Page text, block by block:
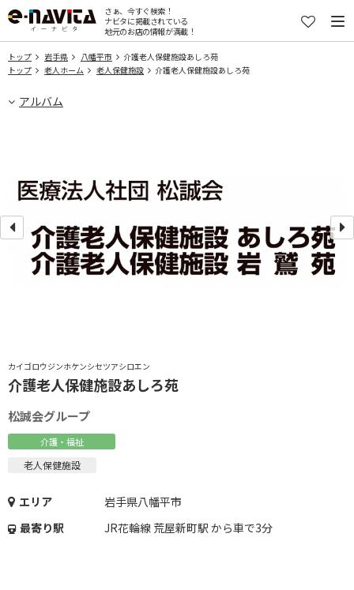
さぁ、今すぐ検索！
ナビタに掲載されている
地元のお店の情報が満載！
トップ 岩手県 八幡平市
介護老人保健施設あしろ苑
トップ
老人ホーム 老人保健施設 介護老人保健施設あしろ苑
アルバム
カイゴロウジンホケンシセツアシロエン
介護老人保健施設あしろ苑
松誠会グループ
介護・福祉
老人保健施設
エリア
岩手県八幡平市
最寄り駅
JR花輪線 荒屋新町駅 から車で3分